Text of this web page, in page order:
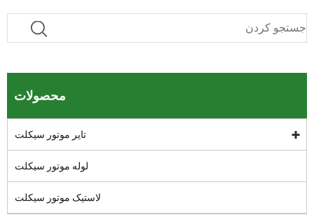
محصولات
تایر موتور سیکلت
لوله موتور سیکلت
لاستیک موتور سیکلت